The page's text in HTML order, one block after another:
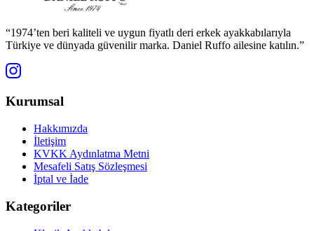
“1974’ten beri kaliteli ve uygun fiyatlı deri erkek ayakkabılarıyla
Türkiye ve dünyada güvenilir marka. Daniel Ruffo ailesine katılın.”
Kurumsal
Hakkımızda
İletişim
KVKK Aydınlatma Metni
Mesafeli Satış Sözleşmesi
İptal ve İade
Kategoriler